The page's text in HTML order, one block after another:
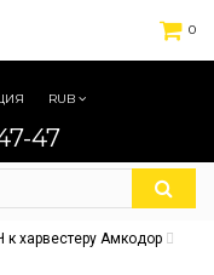
0
RUB
47
к харвестеру Амкодор